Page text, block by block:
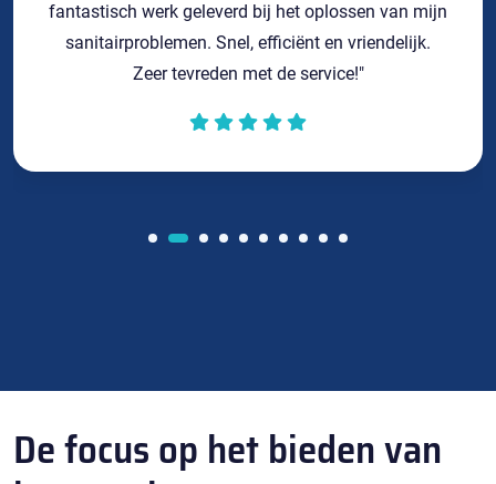
fantastisch werk geleverd bij het oplossen van mijn
sanitairproblemen. Snel, efficiënt en vriendelijk.
Zeer tevreden met de service!"
De focus op het bieden van